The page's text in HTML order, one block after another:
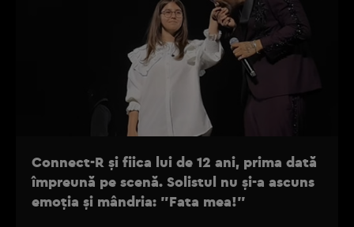
Connect-R și fiica lui de 12 ani, prima dată
împreună pe scenă. Solistul nu și-a ascuns
emoția și mândria: "Fata mea!"